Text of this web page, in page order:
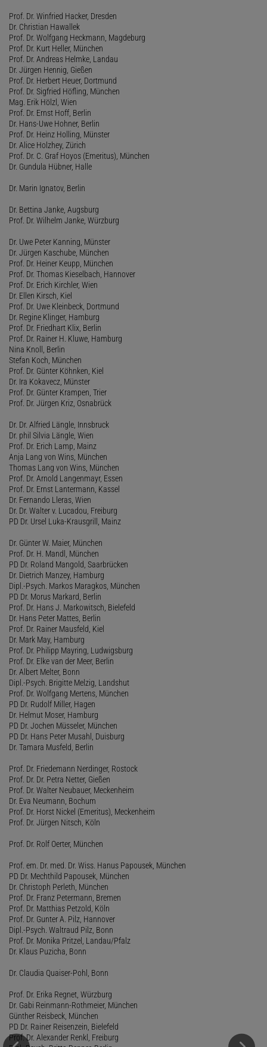
Prof. Dr. Winfried Hacker, Dresden
Dr. Christian Hawallek
Prof. Dr. Wolfgang Heckmann, Magdeburg
Prof. Dr. Kurt Heller, München
Prof. Dr. Andreas Helmke, Landau
Dr. Jürgen Hennig, Gießen
Prof. Dr. Herbert Heuer, Dortmund
Prof. Dr. Sigfried Höfling, München
Mag. Erik Hölzl, Wien
Prof. Dr. Ernst Hoff, Berlin
Dr. Hans-Uwe Hohner, Berlin
Prof. Dr. Heinz Holling, Münster
Dr. Alice Holzhey, Zürich
Prof. Dr. C. Graf Hoyos (Emeritus), München
Dr. Gundula Hübner, Halle
Dr. Marin Ignatov, Berlin
Dr. Bettina Janke, Augsburg
Prof. Dr. Wilhelm Janke, Würzburg
Dr. Uwe Peter Kanning, Münster
Dr. Jürgen Kaschube, München
Prof. Dr. Heiner Keupp, München
Prof. Dr. Thomas Kieselbach, Hannover
Prof. Dr. Erich Kirchler, Wien
Dr. Ellen Kirsch, Kiel
Prof. Dr. Uwe Kleinbeck, Dortmund
Dr. Regine Klinger, Hamburg
Prof. Dr. Friedhart Klix, Berlin
Prof. Dr. Rainer H. Kluwe, Hamburg
Nina Knoll, Berlin
Stefan Koch, München
Prof. Dr. Günter Köhnken, Kiel
Dr. Ira Kokavecz, Münster
Prof. Dr. Günter Krampen, Trier
Prof. Dr. Jürgen Kriz, Osnabrück
Dr. Dr. Alfried Längle, Innsbruck
Dr. phil Silvia Längle, Wien
Prof. Dr. Erich Lamp, Mainz
Anja Lang von Wins, München
Thomas Lang von Wins, München
Prof. Dr. Arnold Langenmayr, Essen
Prof. Dr. Ernst Lantermann, Kassel
Dr. Fernando Lleras, Wien
Dr. Dr. Walter v. Lucadou, Freiburg
PD Dr. Ursel Luka-Krausgrill, Mainz
Dr. Günter W. Maier, München
Prof. Dr. H. Mandl, München
PD Dr. Roland Mangold, Saarbrücken
Dr. Dietrich Manzey, Hamburg
Dipl.-Psych. Markos Maragkos, München
PD Dr. Morus Markard, Berlin
Prof. Dr. Hans J. Markowitsch, Bielefeld
Dr. Hans Peter Mattes, Berlin
Prof. Dr. Rainer Mausfeld, Kiel
Dr. Mark May, Hamburg
Prof. Dr. Philipp Mayring, Ludwigsburg
Prof. Dr. Elke van der Meer, Berlin
Dr. Albert Melter, Bonn
Dipl.-Psych. Brigitte Melzig, Landshut
Prof. Dr. Wolfgang Mertens, München
PD Dr. Rudolf Miller, Hagen
Dr. Helmut Moser, Hamburg
PD Dr. Jochen Müsseler, München
PD Dr. Hans Peter Musahl, Duisburg
Dr. Tamara Musfeld, Berlin
Prof. Dr. Friedemann Nerdinger, Rostock
Prof. Dr. Dr. Petra Netter, Gießen
Prof. Dr. Walter Neubauer, Meckenheim
Dr. Eva Neumann, Bochum
Prof. Dr. Horst Nickel (Emeritus), Meckenheim
Prof. Dr. Jürgen Nitsch, Köln
Prof. Dr. Rolf Oerter, München
Prof. em. Dr. med. Dr. Wiss. Hanus Papousek, München
PD Dr. Mechthild Papousek, München
Dr. Christoph Perleth, München
Prof. Dr. Franz Petermann, Bremen
Prof. Dr. Matthias Petzold, Köln
Prof. Dr. Gunter A. Pilz, Hannover
Dipl.-Psych. Waltraud Pilz, Bonn
Prof. Dr. Monika Pritzel, Landau/Pfalz
Dr. Klaus Puzicha, Bonn
Dr. Claudia Quaiser-Pohl, Bonn
Prof. Dr. Erika Regnet, Würzburg
Dr. Gabi Reinmann-Rothmeier, München
Günther Reisbeck, München
PD Dr. Rainer Reisenzein, Bielefeld
Prof. Dr. Alexander Renkl, Freiburg